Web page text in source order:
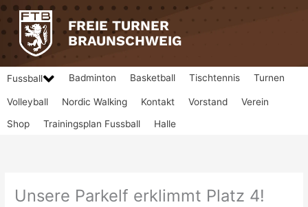
Zum
Inhalt
springen
FREIE TURNER
BRAUNSCHWEIG
Fussball Badminton Basketball Tischtennis Turnen
Volleyball Nordic Walking Kontakt Vorstand
Verein
Shop
Trainingsplan Fussball Halle
Unsere Parkelf erklimmt Platz 4!